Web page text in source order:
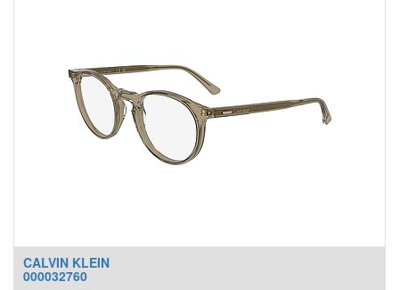
CALVIN KLEIN
000032760